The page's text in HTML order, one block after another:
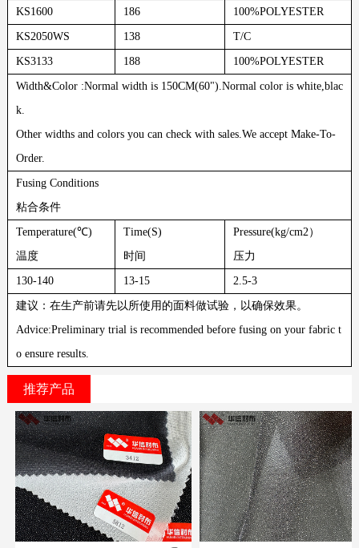
KS1600 186 100%POLYESTER
KS2050WS 138 T/C
KS3133 188 100%POLYESTER
Width&Color :Normal width is 150CM(60").Normal color is white,blac
k.
Other widths and colors you can check with sales.We accept Make-To-
Order.
Fusing Conditions
粘合条件
Temperature(℃)
温度
Time(S)
时间
Pressure(kg/cm2）
压力
130-140 13-15 2.5-3
建议：在生产前请先以所使用的面料做试验，以确保效果。
Advice:Preliminary trial is recommended before fusing on your fabric t
o ensure results.
推荐产品